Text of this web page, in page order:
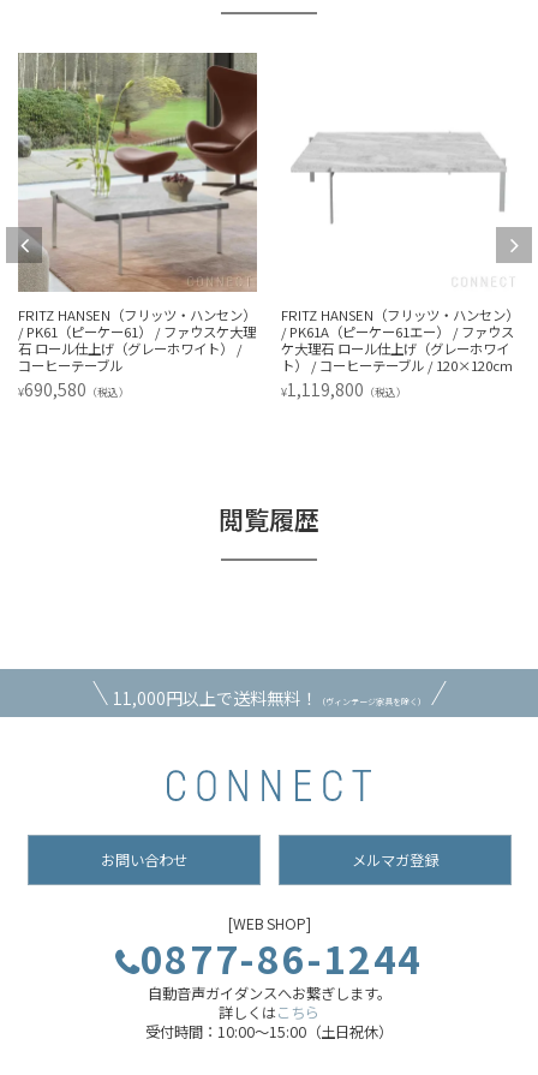
FRITZ HANSEN（フリッツ・ハンセン）
/ PK61（ピーケー61） / ファウスケ大理
石 ロール仕上げ（グレーホワイト） /
コーヒーテーブル
¥690,580 （税込）
FRITZ HANSEN（フリッツ・ハンセン）
/ PK61A（ピーケー61エー） / ファウス
ケ大理石 ロール仕上げ（グレーホワイ
ト） / コーヒーテーブル / 120×120cm
¥1,119,800 （税込）
閲覧履歴
11,000円以上で送料無料！ （ヴィンテージ家具を除く）
お問い合わせ メルマガ登録
[WEB SHOP]
0877-86-1244
自動音声ガイダンスへお繋ぎします。
詳しくはこちら
受付時間：10:00～15:00（土日祝休）